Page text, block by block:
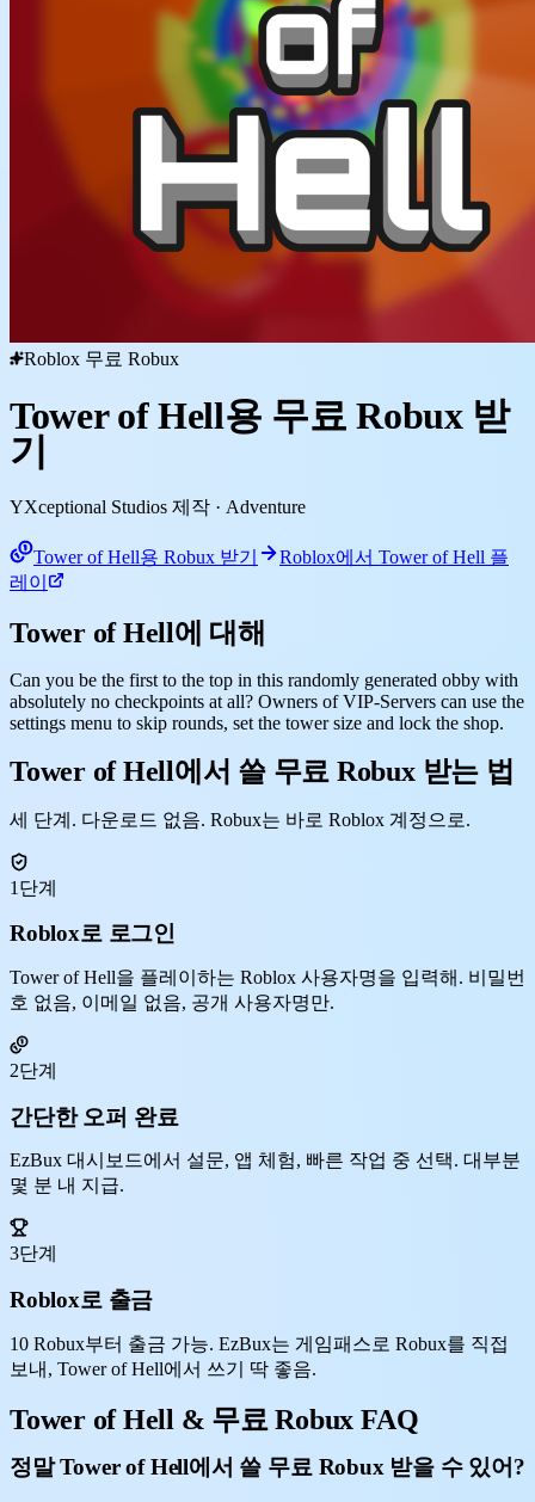
Roblox 무료 Robux
Tower of Hell용 무료 Robux 받
기
YXceptional Studios 제작 · Adventure
Tower of Hell용 Robux 받기
Roblox에서 Tower of Hell 플
레이
Tower of Hell에 대해
Can you be the first to the top in this randomly generated obby with
absolutely no checkpoints at all? Owners of VIP-Servers can use the
settings menu to skip rounds, set the tower size and lock the shop.
Tower of Hell에서 쓸 무료 Robux 받는 법
세 단계. 다운로드 없음. Robux는 바로 Roblox 계정으로.
1단계
Roblox로 로그인
Tower of Hell을 플레이하는 Roblox 사용자명을 입력해. 비밀번
호 없음, 이메일 없음, 공개 사용자명만.
2단계
간단한 오퍼 완료
EzBux 대시보드에서 설문, 앱 체험, 빠른 작업 중 선택. 대부분
몇 분 내 지급.
3단계
Roblox로 출금
10 Robux부터 출금 가능. EzBux는 게임패스로 Robux를 직접
보내, Tower of Hell에서 쓰기 딱 좋음.
Tower of Hell & 무료 Robux FAQ
정말 Tower of Hell에서 쓸 무료 Robux 받을 수 있어?